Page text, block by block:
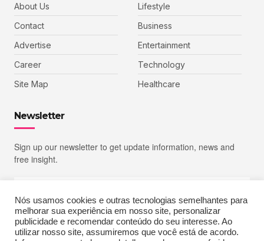
About Us
Contact
Advertise
Career
Site Map
Lifestyle
Business
Entertainment
Technology
Healthcare
Newsletter
Sign up our newsletter to get update information, news and
free insight.
SIGN UP
Nós usamos cookies e outras tecnologias semelhantes para
melhorar sua experiência em nosso site, personalizar
publicidade e recomendar conteúdo do seu interesse. Ao
utilizar nosso site, assumiremos que você está de acordo.